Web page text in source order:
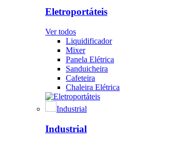
Eletroportáteis
Ver todos
Liquidificador
Mixer
Panela Elétrica
Sanduicheira
Cafeteira
Chaleira Elétrica
Industrial
Industrial